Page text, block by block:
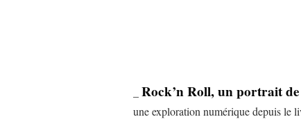
Rock’n Roll, un portrait
une exploration numérique depuis le